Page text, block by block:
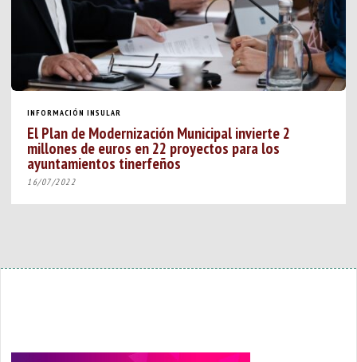
INFORMACIÓN INSULAR
El Plan de Modernización Municipal invierte 2
millones de euros en 22 proyectos para los
ayuntamientos tinerfeños
16/07/2022